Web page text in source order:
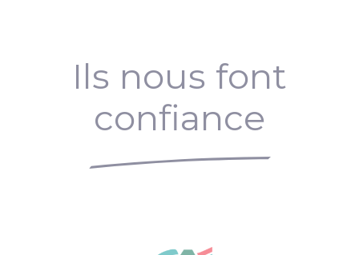
Ils nous font
confiance